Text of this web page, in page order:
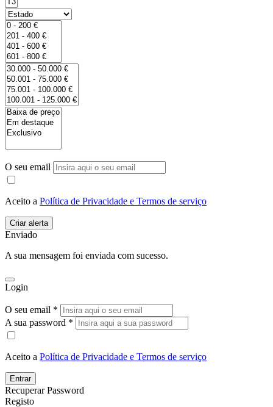
O seu email
Aceito a Política de Privacidade e Termos de serviço
Enviado
A sua mensagem foi enviada com sucesso.
Login
O seu email *
A sua password *
Aceito a Política de Privacidade e Termos de serviço
Entrar
Recuperar Password
Registo